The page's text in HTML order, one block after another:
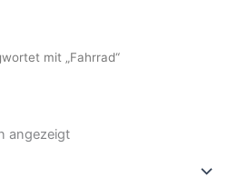
mit „Fahrrad“
angezeigt